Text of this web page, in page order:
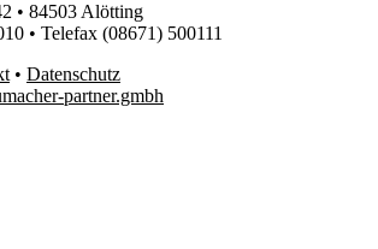
• 84503 Alötting
• Telefax (08671) 500111
• Datenschutz
partner.gmbh